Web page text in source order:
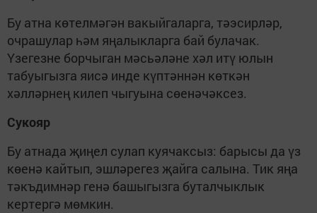
Бу атна көтелмәгән вакыйгаларга, тәэсирләр,
очрашулар һәм яңалыкларга бай булачак.
Үзегезне борчыган мәсьәләне хәл итү юлын
табуыгызга яисә инде күптәннән көткән
хәлләрнең килеп чыгуына сөенәчәксез.
Сукояр
Бу атнада җиңел сулап куячаксыз: барысы да үз
көенә кайтып, эшләрегез җайга салына. Тик яңа
тәкъдимнәр генә башыгызга буталчыклык
кертергә мөмкин.